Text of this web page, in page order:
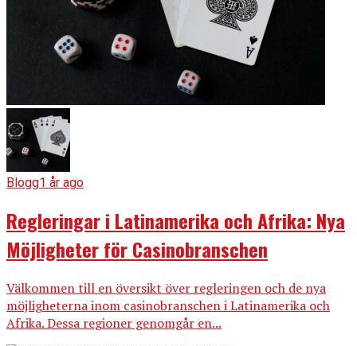
Blogg1 år ago
Regleringar i Latinamerika och Afrika: Nya
Möjligheter för Casinobranschen
Välkommen till en översikt över regleringen och de nya
möjligheterna inom casinobranschen i Latinamerika och
Afrika. Dessa regioner genomgår en...